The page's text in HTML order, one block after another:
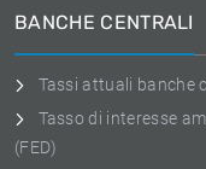
BANCHE CENTRALI
Tassi attuali banche
Tasso di interesse
(FED)